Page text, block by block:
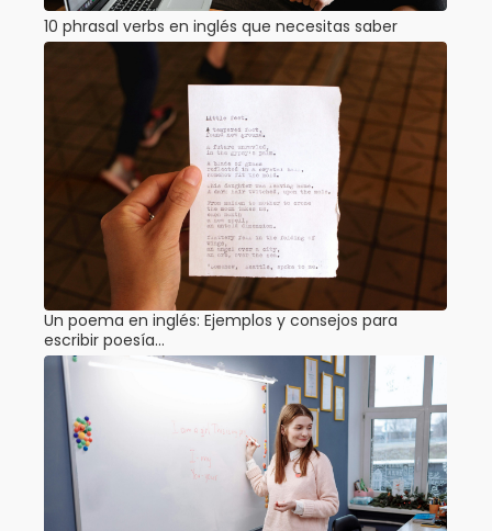
10 phrasal verbs en inglés que necesitas saber
Un poema en inglés: Ejemplos y consejos para
escribir poesía…